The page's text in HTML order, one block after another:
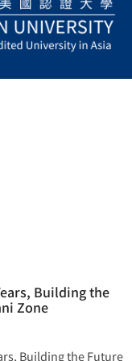
Building the
Zone
Building the Future